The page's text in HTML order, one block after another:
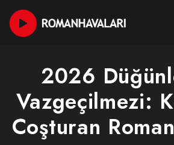
2026
Vazgeçilmezi:
Coşturan